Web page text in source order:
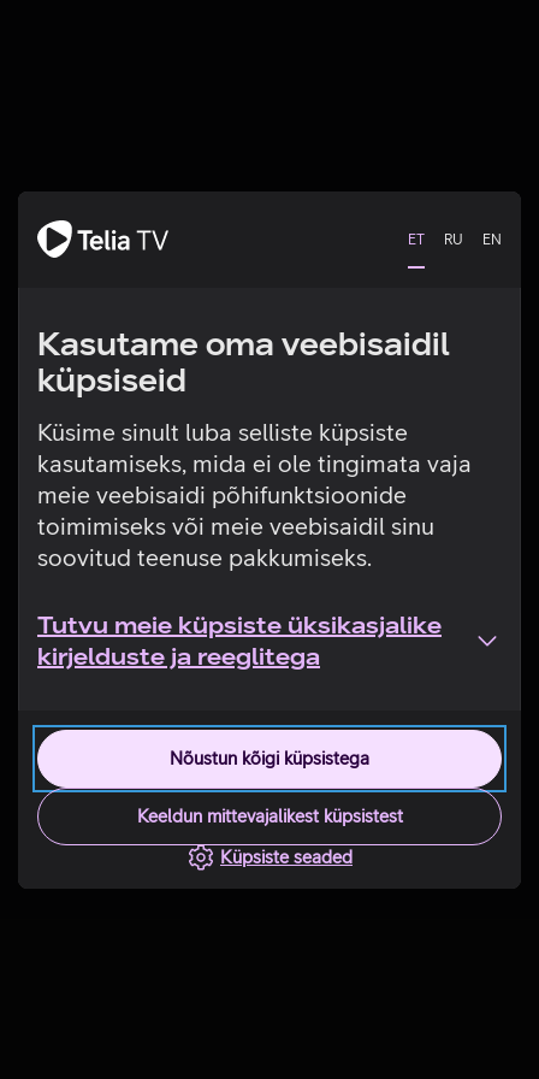
ET RU EN
Kasutame oma veebisaidil
küpsiseid
Küsime sinult luba selliste küpsiste
kasutamiseks, mida ei ole tingimata vaja
meie veebisaidi põhifunktsioonide
toimimiseks või meie veebisaidil sinu
soovitud teenuse pakkumiseks.
Tutvu meie küpsiste üksikasjalike
kirjelduste ja reeglitega
Nõustun kõigi küpsistega
Keeldun mittevajalikest küpsistest
Küpsiste seaded
Tehniline viga